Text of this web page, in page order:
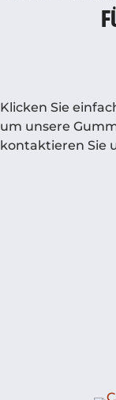
Klicken Sie
um unsere
kontaktieren Sie